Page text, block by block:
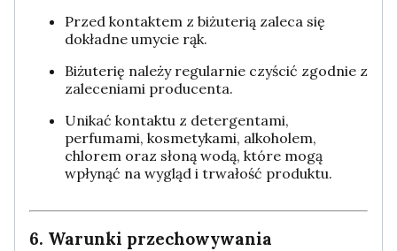
Przed kontaktem z biżuterią zaleca się
dokładne umycie rąk.
Biżuterię należy regularnie czyścić zgodnie z
zaleceniami producenta.
Unikać kontaktu z detergentami,
perfumami, kosmetykami, alkoholem,
chlorem oraz słoną wodą, które mogą
wpłynąć na wygląd i trwałość produktu.
6. Warunki przechowywania